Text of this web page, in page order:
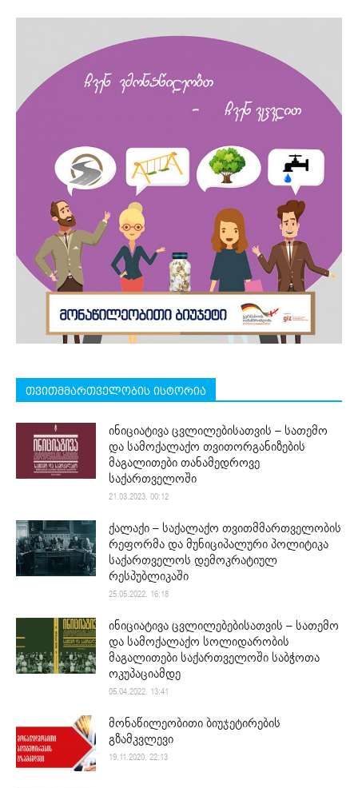
თვითმმართველობის ისტორია
ინიციატივა ცვლილებისათვის – სათემო
და სამოქალაქო თვითორგანიზების
მაგალითები თანამედროვე
საქართველოში
21.03.2023. 00:12
ქალაქი – საქალაქო თვითმმართველობის
რეფორმა და მუნიციპალური პოლიტიკა
საქართველოს დემოკრატიულ
რესპუბლიკაში
25.05.2022. 16:18
ინიციატივა ცვლილებებისათვის – სათემო
და სამოქალაქო სოლიდარობის
მაგალითები საქართველოში საბჭოთა
ოკუპაციამდე
05.04.2022. 13:41
მონაწილეობითი ბიუჯეტირების
გზამკვლევი
19.11.2020. 22:13